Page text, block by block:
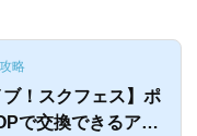
略
ブ！スクフェス】ポ
で交換できるアイ